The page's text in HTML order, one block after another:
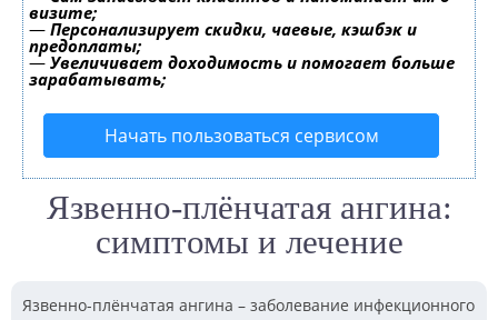
визите;
— Персонализирует скидки, чаевые, кэшбэк и
предоплаты;
— Увеличивает доходимость и помогает больше
зарабатывать;
Начать пользоваться сервисом
Язвенно-плёнчатая ангина:
симптомы и лечение
Язвенно-плёнчатая ангина – заболевание инфекционного